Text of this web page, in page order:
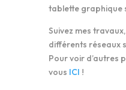
tablette graphique
Suivez mes
différents réseaux
Pour voir d’autres
vous ICI !